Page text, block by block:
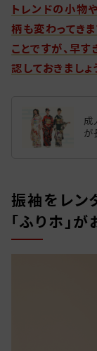
トレンドの小物
柄も変わってき
ことですが、早
認しておきましょ
成
が
振袖をレン
「ふりホ」が